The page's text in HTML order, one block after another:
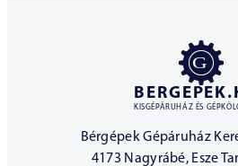
KISGÉPÁRUHÁZ ÉS
Bérgépek Gépáruház
4173 Nagyrábé, Esze